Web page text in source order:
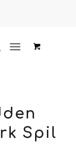
Spil